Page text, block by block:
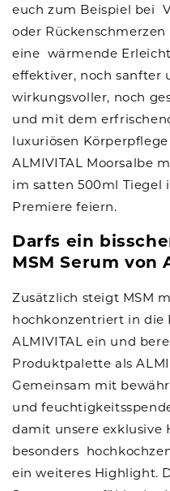
euch zum Beispiel bei
oder
eine wärmende
effektiver, noch sanfter
wirkungsvoller, noch
und mit dem
luxuriösen
ALMIVITAL Moorsalbe
im satten 500ml Tiegel
Premiere feiern.
Darfs ein
MSM Serum von
Zusätzlich steigt MSM
hochkonzentriert in die
ALMIVITAL ein und
Produktpalette als
Gemeinsam mit
und
damit unsere exklusive
besonders
ein weiteres Highlight.